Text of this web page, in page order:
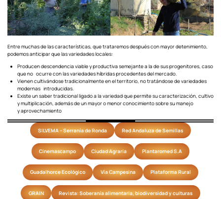
Entre muchas de las características, que trataremos después con mayor detenimiento,
podemos anticipar que las variedades locales:
Producen descendencia viable y productiva semejante a la de sus progenitores, caso
que no ocurre con las variedades híbridas procedentes del mercado.
Vienen cultivándose tradicionalmente en el territorio, no tratándose de variedades
modernas introducidas.
Existe un saber tradicional ligado a la variedad que permite su caracterización, cultivo
y multiplicación, además de un mayor o menor conocimiento sobre su manejo
y aprovechamiento
SILVEMA – Serranía de Ronda Red Andaluza de Semillas
Cinemascampo Ciudad Agraria Plantaromed S.A
Guadalhorce Ecológico Vía Campesina Plataforma Rural
GRAIN Revista: Soberanía alimentaria, biodiversidad y culturas